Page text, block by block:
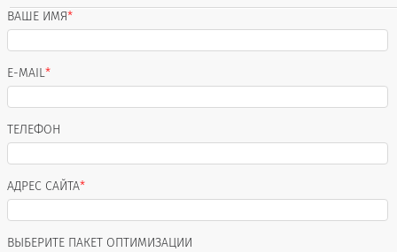
ВАШЕ ИМЯ*
E-MAIL*
ТЕЛЕФОН
АДРЕС САЙТА*
ВЫБЕРИТЕ ПАКЕТ ОПТИМИЗАЦИИ